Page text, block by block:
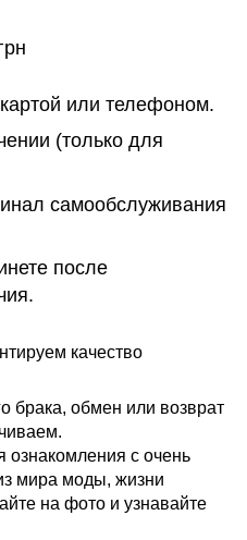
или телефоном.
(только для
самообслуживания
после
качество
брака, обмен или возврат
ознакомления с очень
мира моды, жизни
на фото и узнавайте